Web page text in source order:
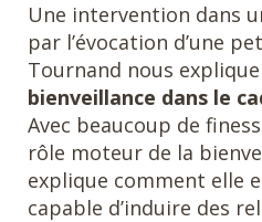
Une intervention dans
par l’évocation d’une
Tournand nous
bienveillance dans le
Avec beaucoup de
rôle moteur de la
explique comment elle
capable d’induire des